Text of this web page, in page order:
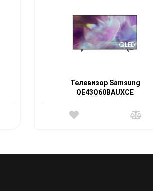
Телевизор Samsung
QE43Q60BAUXCE